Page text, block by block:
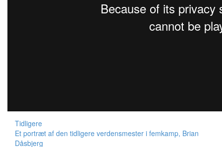
Tidligere
Et portræt af den tidligere verdensmester i femkamp, Brian
Dåsbjerg